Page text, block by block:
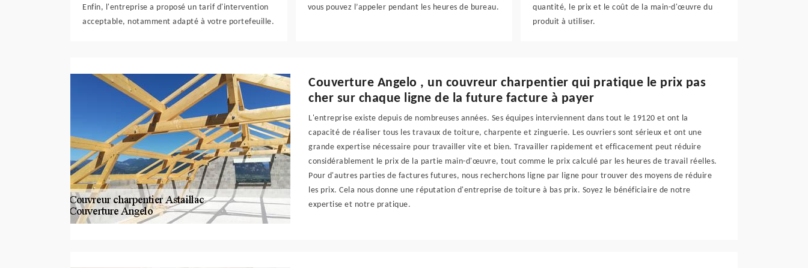
Enfin, l'entreprise a proposé un tarif d'intervention
acceptable, notamment adapté à votre portefeuille.
vous pouvez l’appeler pendant les heures de bureau.
quantité, le prix et le coût de la main-d'œuvre du
produit à utiliser.
Couverture Angelo , un couvreur charpentier qui pratique le prix pas
cher sur chaque ligne de la future facture à payer
L'entreprise existe depuis de nombreuses années. Ses équipes interviennent dans tout le 19120 et ont la
capacité de réaliser tous les travaux de toiture, charpente et zinguerie. Les ouvriers sont sérieux et ont une
grande expertise nécessaire pour travailler vite et bien. Travailler rapidement et efficacement peut réduire
considérablement le prix de la partie main-d'œuvre, tout comme le prix calculé par les heures de travail réelles.
Pour d'autres parties de factures futures, nous recherchons ligne par ligne pour trouver des moyens de réduire
les prix. Cela nous donne une réputation d'entreprise de toiture à bas prix. Soyez le bénéficiaire de notre
expertise et notre pratique.